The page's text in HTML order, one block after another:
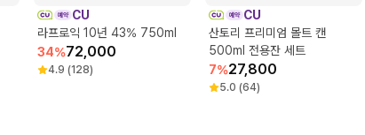
CU
라프로익 10년 43% 750ml
34%72,000
4.9 (128)
CU
산토리 프리미엄 몰트 캔
500ml 전용잔 세트
7%27,800
5.0 (64)